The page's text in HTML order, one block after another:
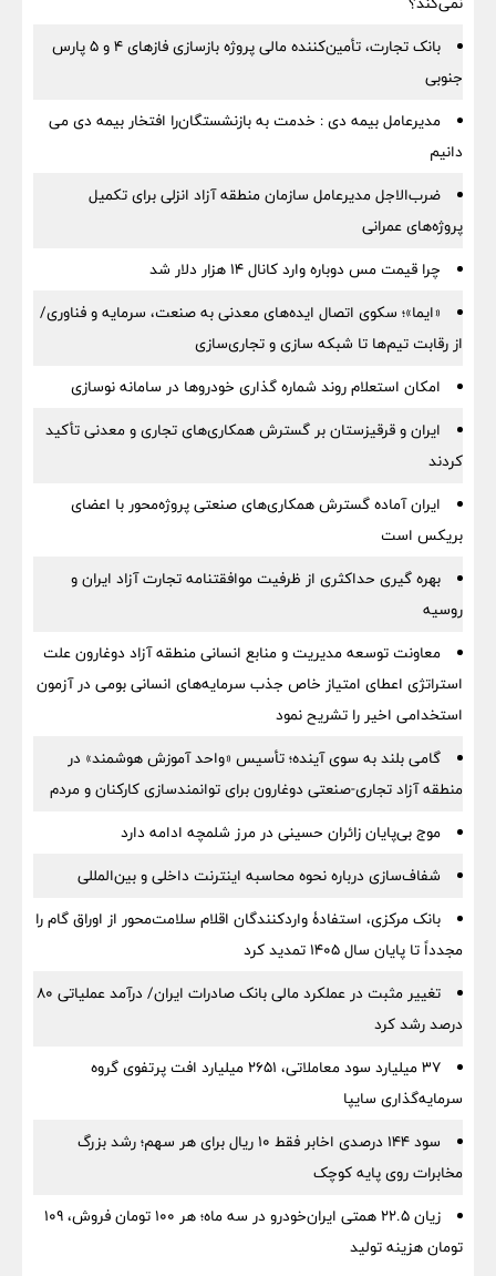
بانک تجارت، تأمین‌کننده مالی پروژه بازسازی فازهای ۴ و ۵ پارس
جنوبی
مدیرعامل بیمه دی : خدمت به بازنشستگان‌را افتخار بیمه دی می
دانیم
ضرب‌الاجل مدیرعامل سازمان منطقه آزاد انزلی برای تكمیل
پروژه‌های عمرانی
چرا قیمت مس دوباره وارد کانال ۱۴ هزار دلار شد
«ایما»؛ سکوی اتصال ایده‌های معدنی به صنعت، سرمایه و فناوری/
از رقابت تیم‌ها تا شبکه سازی و تجاری‌سازی
امکان استعلام روند شماره گذاری خودروها در سامانه نوسازی
ایران و قرقیزستان بر گسترش همکاری‌های تجاری و معدنی تأکید
کردند
ایران آماده گسترش همکاری‌های صنعتی پروژه‌محور با اعضای
بریکس است
بهره گیری حداکثری از ظرفیت موافقتنامه تجارت آزاد ایران و
روسیه
معاونت توسعه مدیریت و منابع انسانی منطقه آزاد دوغارون علت
استراتژی اعطای امتیاز خاص جذب سرمایه‌های انسانی بومی در آزمون
استخدامی اخیر را تشریح نمود
گامی بلند به سوی آینده؛ تأسیس «واحد آموزش هوشمند» در
منطقه آزاد تجاری-صنعتی دوغارون برای توانمندسازی کارکنان و مردم
موج بی‌پایان زائران حسینی در مرز شلمچه ادامه دارد
شفاف‌سازی درباره نحوه محاسبه اینترنت داخلی و بین‌المللی
بانک مرکزی، استفادۀ واردکنندگان اقلام سلامت‌محور از اوراق گام را
مجدداً تا پایان سال ۱۴۰۵ تمدید کرد
تغییر مثبت در عملکرد مالی بانک صادرات ایران/ درآمد عملیاتی 80
درصد رشد کرد
۳۷ میلیارد سود معاملاتی، ۲۶۵۱ میلیارد افت پرتفوی گروه
سرمایه‌گذاری سایپا
سود ۱۴۴ درصدی اخابر فقط ۱۰ ریال برای هر سهم؛ رشد بزرگ
مخابرات روی پایه کوچک
زیان ۲۲.۵ همتی ایران‌خودرو در سه ماه؛ هر ۱۰۰ تومان فروش، ۱۰۹
تومان هزینه تولید